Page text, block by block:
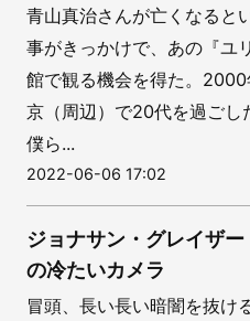
青山真治さんが亡くなると
事がきっかけで、あの『ユ
館で観る機会を得た。
京（周辺）で20代を過ごし
僕ら...
2022-06-06 17:02
ジョナサン・グレイザー
の冷たいカメラ
冒頭、長い長い暗闇を抜け